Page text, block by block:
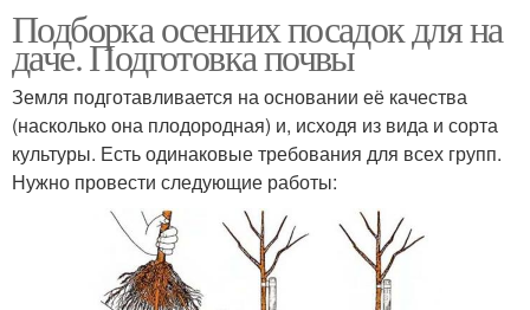
Подборка осенних посадок для на
даче. Подготовка почвы
Земля подготавливается на основании её качества
(насколько она плодородная) и, исходя из вида и сорта
культуры. Есть одинаковые требования для всех групп.
Нужно провести следующие работы: